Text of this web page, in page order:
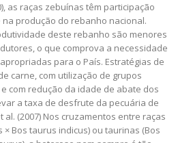
as raças zebuínas têm participação
produção do rebanho nacional.
deste rebanho são menores
o que comprova a necessidade
para o País. Estratégias de
carne, com utilização de grupos
com redução da idade de abate dos
a taxa de desfrute da pecuária de
(2007) Nos cruzamentos entre raças
Bos taurus indicus) ou taurinas (Bos